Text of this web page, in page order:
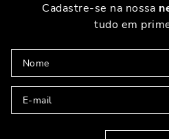
Cadastre-se na nossa
tudo em